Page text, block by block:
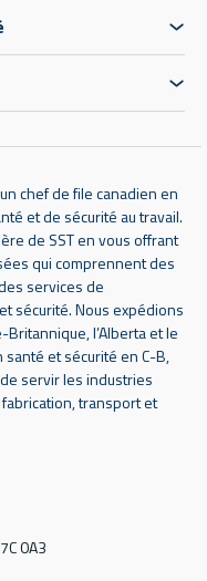
chef de file canadien en
et de sécurité au travail.
de SST en vous offrant
qui comprennent des
services de
sécurité. Nous expédions
l’Alberta et le
et sécurité en C-B,
servir les industries
transport et
0A3